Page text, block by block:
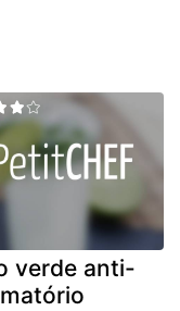
verde anti-